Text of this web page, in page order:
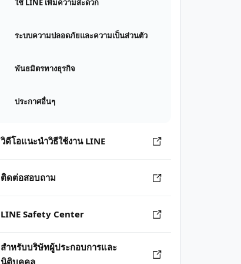
ใช้ LINE เพิ่มความสะดวก
ระบบความปลอดภัยและความเป็นส่วนตัว
พันธมิตรทางธุรกิจ
ประกาศอื่นๆ
วิดีโอแนะนำวิธีใช้งาน LINE
ติดต่อสอบถาม
LINE Safety Center
สำหรับบริษัทผู้ประกอบการและ
นิติบุคคล